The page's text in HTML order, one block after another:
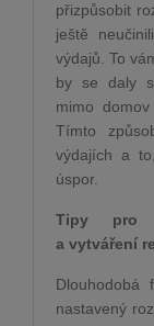
přizpůsobit
ještě
výdajů. To
by se daly
mimo
Tímto
výdajích a
úspor.
Tipy pro
a vytváření
Dlouhodobá
nastavený